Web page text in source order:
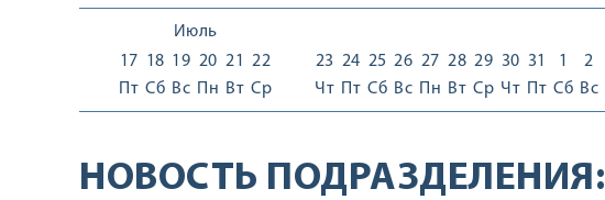
Июль
17
Пт
18
Сб
19
Вс
20
Пн
21
Вт
22
Ср
23
Чт
24
Пт
25
Сб
26
Вс
27
Пн
28
Вт
29
Ср
30
Чт
31
Пт
1
Сб
2
Вс
НОВОСТЬ ПОДРАЗДЕЛЕНИЯ: